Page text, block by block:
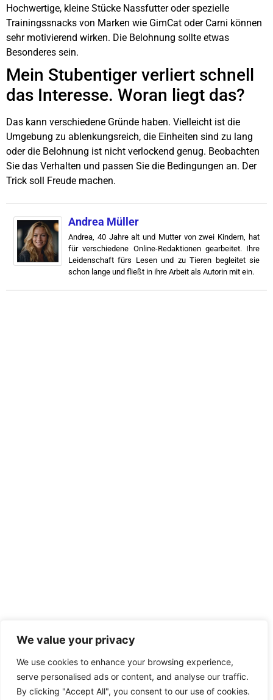
We value your privacy
We use cookies to enhance your browsing experience,
serve personalised ads or content, and analyse our traffic.
By clicking "Accept All", you consent to our use of cookies.
Hochwertige, kleine Stücke Nassfutter oder spezielle
Trainingssnacks von Marken wie GimCat oder Carni können
sehr motivierend wirken. Die Belohnung sollte etwas
Besonderes sein.
Mein Stubentiger verliert schnell
das Interesse. Woran liegt das?
Das kann verschiedene Gründe haben. Vielleicht ist die
Umgebung zu ablenkungsreich, die Einheiten sind zu lang
oder die Belohnung ist nicht verlockend genug. Beobachten
Sie das Verhalten und passen Sie die Bedingungen an. Der
Trick soll Freude machen.
Andrea Müller
Andrea, 40 Jahre alt und Mutter von zwei Kindern, hat
für verschiedene Online-Redaktionen gearbeitet. Ihre
Leidenschaft fürs Lesen und zu Tieren begleitet sie
schon lange und fließt in ihre Arbeit als Autorin mit ein.